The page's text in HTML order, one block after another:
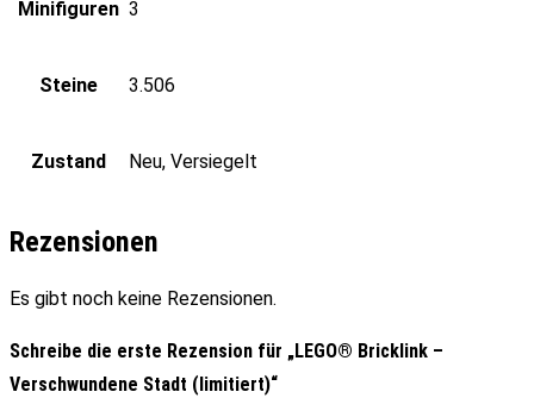
Minifiguren 3
Steine 3.506
Zustand Neu, Versiegelt
Rezensionen
Es gibt noch keine Rezensionen.
Schreibe die erste Rezension für „LEGO® Bricklink –
Verschwundene Stadt (limitiert)“